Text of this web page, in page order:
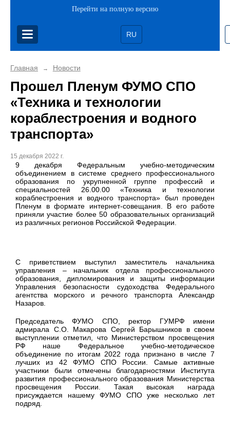
Перейти на полную версию
RU
Главная → Новости
Прошел Пленум ФУМО СПО
«Техника и технологии
кораблестроения и водного
транспорта»
15 декабря 2022 г.
9 декабря Федеральным учебно-методическим
объединением в системе среднего профессионального
образования по укрупненной группе профессий и
специальностей 26.00.00 «Техника и технологии
кораблестроения и водного транспорта» был проведен
Пленум в формате интернет-совещания. В его работе
приняли участие более 50 образовательных организаций
из различных регионов Российской Федерации.
С приветствием выступил заместитель начальника
управления – начальник отдела профессионального
образования, дипломирования и защиты информации
Управления безопасности судоходства Федерального
агентства морского и речного транспорта Александр
Назаров.
Председатель ФУМО СПО, ректор ГУМРФ имени
адмирала С.О. Макарова Сергей Барышников в своем
выступлении отметил, что Министерством просвещения
РФ наше Федеральное учебно-методическое
объединение по итогам 2022 года признано в числе 7
лучших из 42 ФУМО СПО России. Самые активные
участники были отмечены благодарностями Института
развития профессионального образования Министерства
просвещения России. Такая высокая награда
присуждается нашему ФУМО СПО уже несколько лет
подряд.